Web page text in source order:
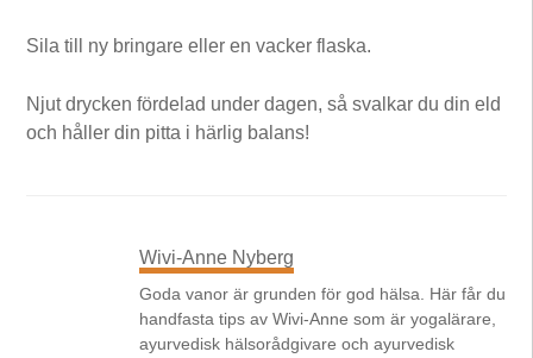
Sila till ny bringare eller en vacker flaska.
Njut drycken fördelad under dagen, så svalkar du din eld
och håller din pitta i härlig balans!
Wivi-Anne Nyberg
Goda vanor är grunden för god hälsa. Här får du
handfasta tips av Wivi-Anne som är yogalärare,
ayurvedisk hälsorådgivare och ayurvedisk